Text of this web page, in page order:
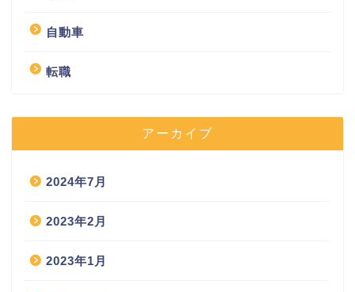
自動車
転職
アーカイブ
2024年7月
2023年2月
2023年1月